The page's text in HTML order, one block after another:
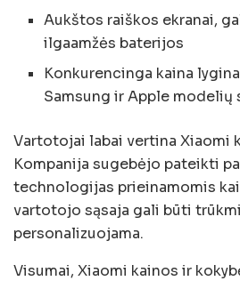
Aukštos raiškos ekranai,
ilgaamžės baterijos
Konkurencinga kaina
Samsung ir Apple modelių
Vartotojai labai vertina Xiaomi
Kompanija sugebėjo pateikti
technologijas prieinamomis
vartotojo sąsaja gali būti
personalizuojama.
Visumai, Xiaomi kainos ir